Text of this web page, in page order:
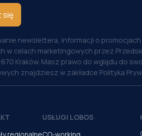
się
newslettera, informacji o
celach marketingowych przez
Kraków. Masz prawo do wglądu do
znajdziesz w zakładce Polityka
USŁUGI LOBOS